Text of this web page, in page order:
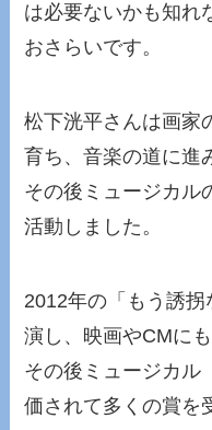
は必要ないかも知れ
おさらいです。
松下洸平さんは画家
育ち、音楽の道に進
その後ミュージカル
活動しました。
2012年の「もう誘
演し、映画やCMに
その後ミュージカル
価されて多くの賞を